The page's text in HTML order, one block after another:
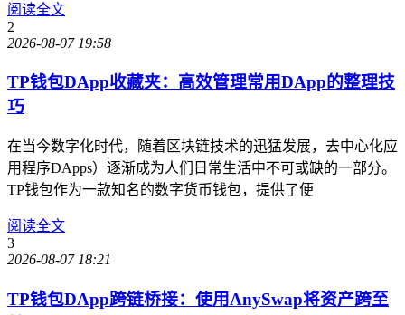
阅读全文
2
2026-08-07 19:58
TP钱包DApp收藏夹：高效管理常用DApp的整理技
巧
在当今数字化时代，随着区块链技术的迅猛发展，去中心化应
用程序DApps）逐渐成为人们日常生活中不可或缺的一部分。
TP钱包作为一款知名的数字货币钱包，提供了便
阅读全文
3
2026-08-07 18:21
TP钱包DApp跨链桥接：使用AnySwap将资产跨至